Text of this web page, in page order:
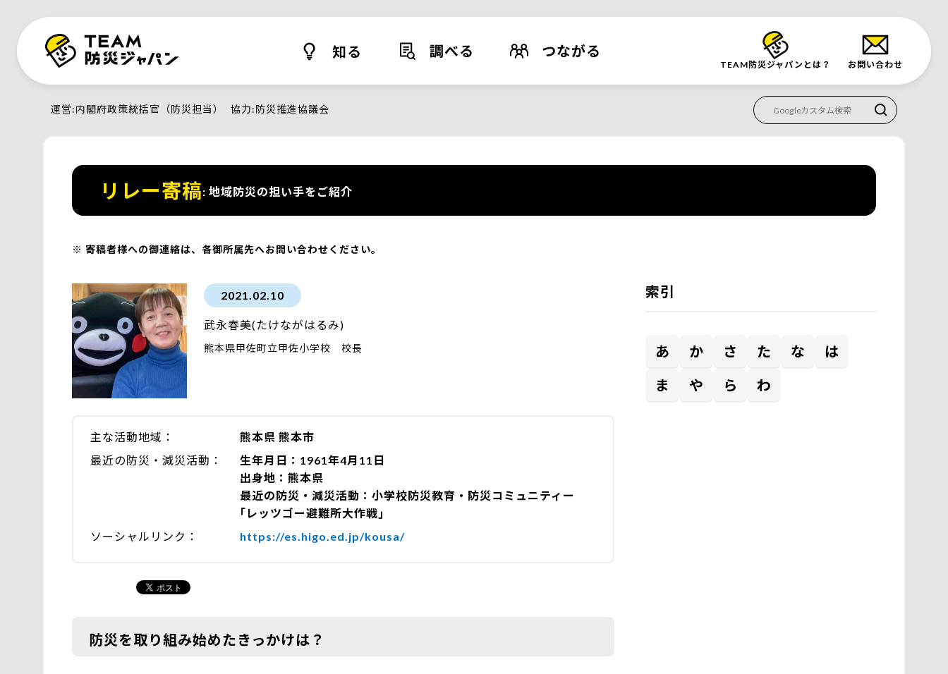
知る 調べる つながる
TEAM防災ジャパンとは？ お問い合わせ
運営 内閣府政策統括官（防災担当） 協力 防災推進協議会
リレー寄稿 地域防災の担い手をご紹介
寄稿者様への御連絡は、各御所属先へお問い合わせください。
2021.02.10
武永春美(たけながはるみ)
熊本県甲佐町立甲佐小学校 校長
主な活動地域
熊本県 熊本市
最近の防災・減災活動
生年月日：1961年4月11日
出身地：熊本県
最近の防災・減災活動：小学校防災教育・防災コミュニティー
｢レッツゴー避難所大作戦｣
ソーシャルリンク
https://es.higo.ed.jp/kousa/
防災を取り組み始めたきっかけは？
索引
あ か さ た な
は
ま
や ら わ